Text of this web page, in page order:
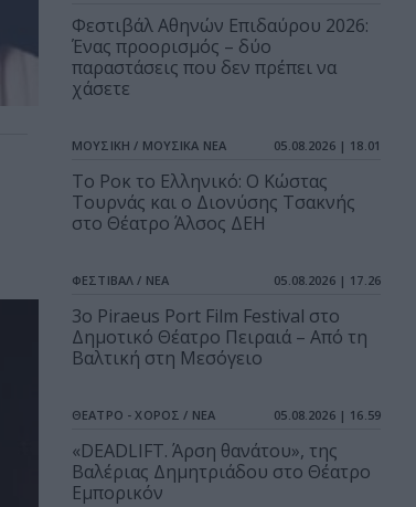
Φεστιβάλ Αθηνών Επιδαύρου 2026:
Ένας προορισμός – δύο
παραστάσεις που δεν πρέπει να
χάσετε
ΜΟΥΣΙΚΗ / ΜΟΥΣΙΚΑ ΝΕΑ 05.08.2026 | 18.01
Το Ροκ το Ελληνικό: Ο Κώστας
Τουρνάς και ο Διονύσης Τσακνής
στο Θέατρο Άλσος ΔΕΗ
ΦΕΣΤΙΒΑΛ / ΝΕΑ 05.08.2026 | 17.26
3o Piraeus Port Film Festival στο
Δημοτικό Θέατρο Πειραιά – Από τη
Βαλτική στη Μεσόγειο
ΘΕΑΤΡΟ - ΧΟΡΟΣ / ΝΕΑ 05.08.2026 | 16.59
«DEADLIFT. Άρση θανάτου», της
Βαλέριας Δημητριάδου στο Θέατρο
Εμπορικόν